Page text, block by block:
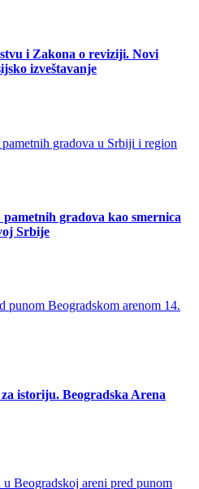
i Zakona o reviziji. Novi
izveštavanje
gradova kao smernica
Srbije
istoriju. Beogradska Arena